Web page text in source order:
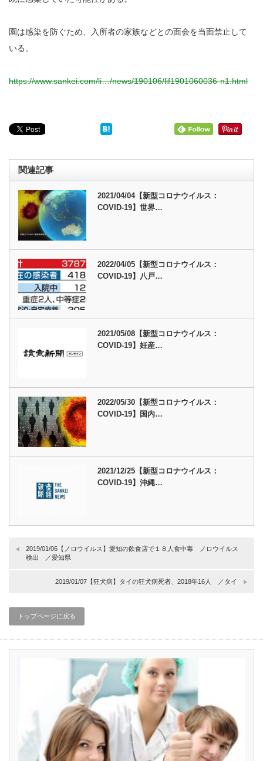
園は感染を防ぐため、入所者の家族などとの面会を当面禁止して
いる。
https://www.sankei.com/li…/news/190106/lif1901060036-n1.html
関連記事
2021/04/04【新型コロナウイルス：
COVID-19】世界…
2022/04/05【新型コロナウイルス：
COVID-19】八戸…
2021/05/08【新型コロナウイルス：
COVID-19】妊産…
2022/05/30【新型コロナウイルス：
COVID-19】国内…
2021/12/25【新型コロナウイルス：
COVID-19】沖縄…
2019/01/06【ノロウイルス】愛知の飲食店で１８人食中毒 ノロウイルス
検出 ／愛知県
2019/01/07【狂犬病】タイの狂犬病死者、2018年16人 ／タイ
トップページに戻る